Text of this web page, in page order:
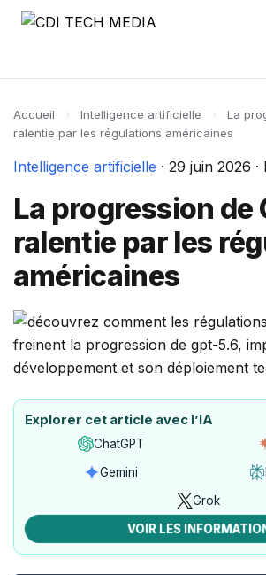
Accueil › Intelligence artificielle ›
La
ralentie par les régulations américaines
Intelligence artificielle · 29 juin 2026 ·
La progression de
ralentie par les
américaines
Explorer cet article avec l’IA
ChatGPT
Ouvrir
avec
Gemini
Ouvrir
Gemini
Grok
Ouvrir
avec
Grok
VOIR LES